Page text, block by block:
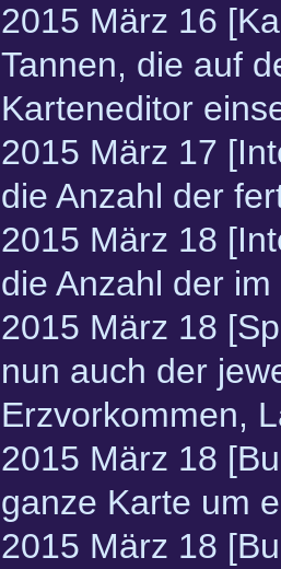
2015 März 16
Tannen, die auf
Karteneditor
2015 März 17
die Anzahl der
2015 März 18
die Anzahl der
2015 März 18
nun auch der
Erzvorkommen,
2015 März 18
ganze Karte um
2015 März 18